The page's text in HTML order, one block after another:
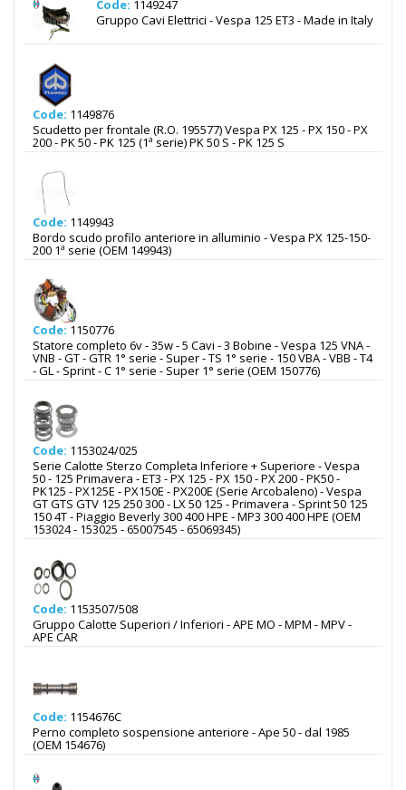
Code: 1149247
Gruppo Cavi Elettrici - Vespa 125 ET3 - Made in Italy
Code: 1149876
Scudetto per frontale (R.O. 195577) Vespa PX 125 - PX 150 - PX
200 - PK 50 - PK 125 (1ª serie) PK 50 S - PK 125 S
Code: 1149943
Bordo scudo profilo anteriore in alluminio - Vespa PX 125-150-
200 1ª serie (OEM 149943)
Code: 1150776
Statore completo 6v - 35w - 5 Cavi - 3 Bobine - Vespa 125 VNA -
VNB - GT - GTR 1° serie - Super - TS 1° serie - 150 VBA - VBB - T4
- GL - Sprint - C 1° serie - Super 1° serie (OEM 150776)
Code: 1153024/025
Serie Calotte Sterzo Completa Inferiore + Superiore - Vespa
50 - 125 Primavera - ET3 - PX 125 - PX 150 - PX 200 - PK50 -
PK125 - PX125E - PX150E - PX200E (Serie Arcobaleno) - Vespa
GT GTS GTV 125 250 300 - LX 50 125 - Primavera - Sprint 50 125
150 4T - Piaggio Beverly 300 400 HPE - MP3 300 400 HPE (OEM
153024 - 153025 - 65007545 - 65069345)
Code: 1153507/508
Gruppo Calotte Superiori / Inferiori - APE MO - MPM - MPV -
APE CAR
Code: 1154676C
Perno completo sospensione anteriore - Ape 50 - dal 1985
(OEM 154676)